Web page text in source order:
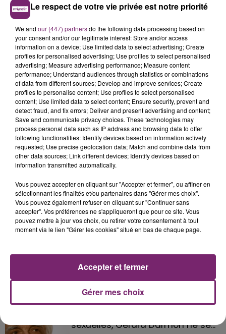
La Bulle - Guinguette éphémère
de Frelinghien !
partis hier soir pour la Gironde
sexuelles, Gérard Darmon ne se...
Le respect de votre vie privée est notre priorité
We and our (447) partnersdo the following data processing based on
your consent and/or our legitimate interest: Store and/or access
information on a device; Use limited data to select advertising; Create
profiles for personalised advertising; Use profiles to select personalised
advertising; Measure advertising performance; Measure content
performance; Understand audiences through statistics or combinations
of data from different sources; Develop and improve services; Create
profiles to personalise content; Use profiles to select personalised
content; Use limited data to select content; Ensure security, prevent and
detect fraud, and fix errors; Deliver and present advertising and content;
Save and communicate privacy choices. These technologies may
process personal data such as IP address and browsing data to offer
following functionalities: Identify devices based on information actively
requested; Use precise geolocation data; Match and combine data from
other data sources; Link different devices; Identify devices based on
information transmitted automatically.
Vous pouvez accepter en cliquant sur "Accepter et fermer", ou affiner en
sélectionnant les finalités et/ou partenaires dans "Gérer mes choix".
Vous pouvez également refuser en cliquant sur "Continuer sans
accepter". Vos préférences ne s'appliqueront que pour ce site. Vous
pouvez mettre à jour vos choix, ou retirer votre consentement à tout
moment via le lien "Gérer les cookies" situé en bas de chaque page.
Gérer mes choix
Accepter et fermer